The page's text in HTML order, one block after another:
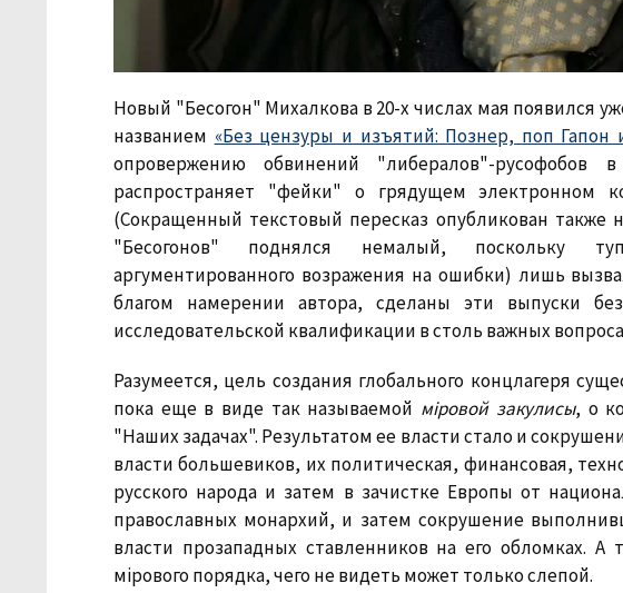
Новый "Бесогон" Михалкова в 20-х числах мая появился
названием «Без цензуры и изъятий: Познер, поп Гапон
опровержению обвинений "либералов"-
распространяет "фейки" о грядущем электронном
(Сокращенный текстовый пересказ опубликован также
"Бесогонов" поднялся немалый, поскольку
аргументированного возражения на ошибки) лишь
благом намерении автора, сделаны эти выпуски
исследовательской квалификации в столь важных
Разумеется, цель создания глобального концлагеря
пока еще в виде так называемой мiровой закулисы, о
"Наших задачах". Результатом ее власти стало и
власти большевиков, их политическая, финансовая,
русского народа и затем в зачистке Европы от
православных монархий, и затем сокрушение
власти прозападных ставленников на его обломках.
мiрового порядка, чего не видеть может только слепой.